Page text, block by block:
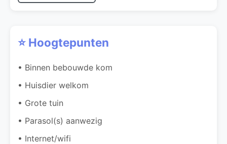
⭐ Hoogtepunten
• Binnen bebouwde kom
• Huisdier welkom
• Grote tuin
• Parasol(s) aanwezig
• Internet/wifi